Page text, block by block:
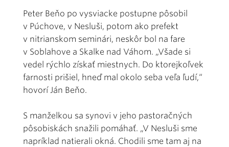
Peter Beňo po vysviacke postupne pôsobil
v Púchove, v Nesluši, potom ako prefekt
v nitrianskom seminári, neskôr bol na fare
v Soblahove a Skalke nad Váhom. „Všade si
vedel rýchlo získať miestnych. Do ktorejkoľvek
farnosti prišiel, hneď mal okolo seba veľa ľudí,“
hovorí Ján Beňo.
S manželkou sa synovi v jeho pastoračných
pôsobiskách snažili pomáhať. „V Nesluši sme
napríklad natierali okná. Chodili sme tam aj na